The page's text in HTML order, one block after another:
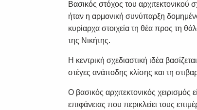
Βασικός στόχος του αρχιτεκτονικού
ήταν η αρμονική συνύπαρξη
κυρίαρχα στοιχεία τη θέα προς τη
της Νικήτης.
Η κεντρική σχεδιαστική ιδέα
στέγες ανάποδης κλίσης και τη
Ο βασικός αρχιτεκτονικός
επιφάνειας που περικλείει τους